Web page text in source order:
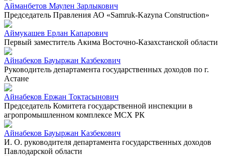
Айманбетов Маулен Зарлыкович
Председатель Правления АО «Samruk-Kazyna Construction»
Аймукашев Ерлан Капарович
Первый заместитель Акима Восточно-Казахстанской области
Айнабеков Бауыржан Казбекович
Руководитель департамента государственных доходов по г.
Астане
Айнабеков Ержан Токтасынович
Председатель Комитета государственной инспекции в
агропромышленном комплексе МСХ РК
Айнабеков Бауыржан Казбекович
И. О. руководителя департамента государственных доходов
Павлодарской области